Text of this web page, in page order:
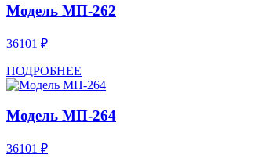
Модель МП-262
36101 ₽
ПОДРОБНЕЕ
Модель МП-264
36101 ₽